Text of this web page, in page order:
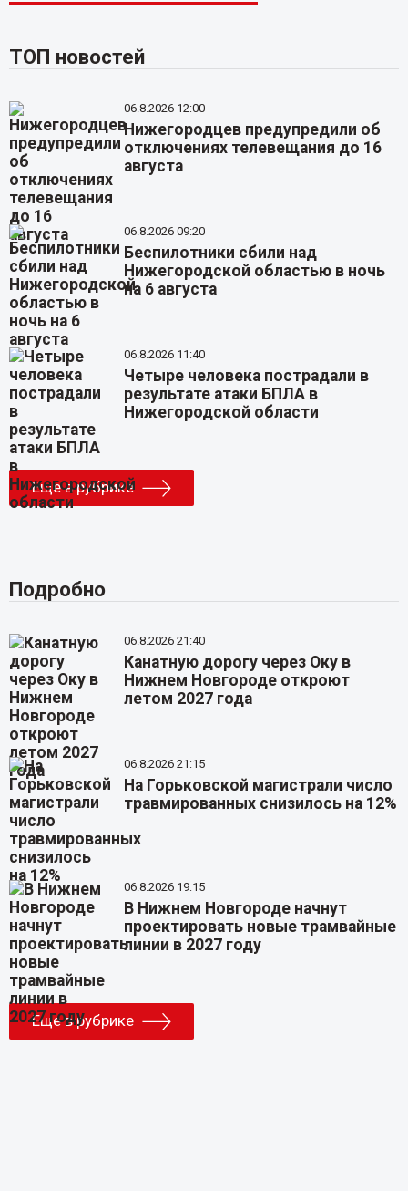
ТОП новостей
06.8.2026 12:00
Нижегородцев предупредили об
отключениях телевещания до 16
августа
06.8.2026 09:20
Беспилотники сбили над
Нижегородской областью в ночь
на 6 августа
06.8.2026 11:40
Четыре человека пострадали в
результате атаки БПЛА в
Нижегородской области
Еще в рубрике
Подробно
06.8.2026 21:40
Канатную дорогу через Оку в
Нижнем Новгороде откроют
летом 2027 года
06.8.2026 21:15
На Горьковской магистрали число
травмированных снизилось на 12%
06.8.2026 19:15
В Нижнем Новгороде начнут
проектировать новые трамвайные
линии в 2027 году
Еще в рубрике